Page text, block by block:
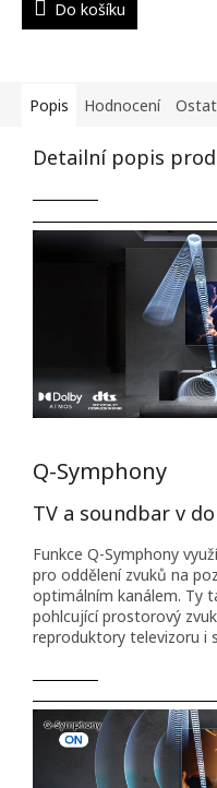
Do košíku
Popis Hodnocení
Detailní popis
Q-Symphony
TV a soundbar v
Funkce Q-Symphony
pro oddělení zvuků na
optimálním kanálem. Ty
pohlcující prostorový
reproduktory televizoru i